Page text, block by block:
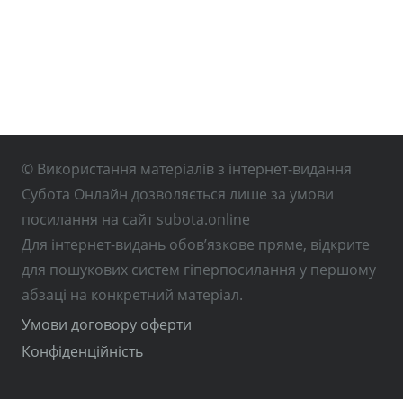
© Використання матеріалів з інтернет-видання
Субота Онлайн дозволяється лише за умови
посилання на сайт subota.online
Для інтернет-видань обов’язкове пряме, відкрите
для пошукових систем гіперпосилання у першому
абзаці на конкретний матеріал.
Умови договору оферти
Конфіденційність